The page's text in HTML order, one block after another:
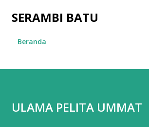
Langsung ke konten utama
SERAMBI BATU
Beranda
ULAMA PELITA UMMAT